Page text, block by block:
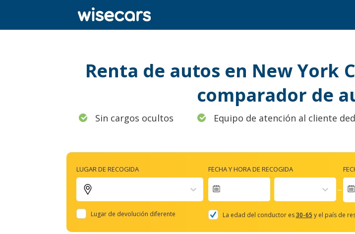
Renta de autos en New York
comparador de
Sin cargos ocultos Equipo de atención al cliente
LUGAR DE RECOGIDA
Lugar de devolución diferente
FECHA Y HORA DE RECOGIDA
to
La edad del conductor es30-65 y el país de